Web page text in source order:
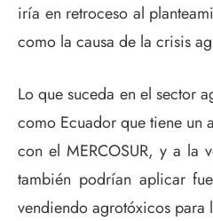
iría en retroceso al
como la causa de la crisis
Lo que suceda en el sector
como Ecuador que tiene un
con el MERCOSUR, y a la
también podrían aplicar
vendiendo agrotóxicos para